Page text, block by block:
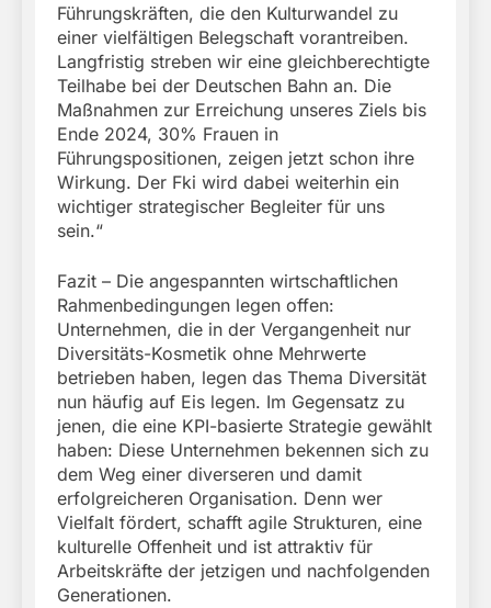
Führungskräften, die den Kulturwandel zu
einer vielfältigen Belegschaft vorantreiben.
Langfristig streben wir eine gleichberechtigte
Teilhabe bei der Deutschen Bahn an. Die
Maßnahmen zur Erreichung unseres Ziels bis
Ende 2024, 30% Frauen in
Führungspositionen, zeigen jetzt schon ihre
Wirkung. Der Fki wird dabei weiterhin ein
wichtiger strategischer Begleiter für uns
sein.“
Fazit – Die angespannten wirtschaftlichen
Rahmenbedingungen legen offen:
Unternehmen, die in der Vergangenheit nur
Diversitäts-Kosmetik ohne Mehrwerte
betrieben haben, legen das Thema Diversität
nun häufig auf Eis legen. Im Gegensatz zu
jenen, die eine KPI-basierte Strategie gewählt
haben: Diese Unternehmen bekennen sich zu
dem Weg einer diverseren und damit
erfolgreicheren Organisation. Denn wer
Vielfalt fördert, schafft agile Strukturen, eine
kulturelle Offenheit und ist attraktiv für
Arbeitskräfte der jetzigen und nachfolgenden
Generationen.